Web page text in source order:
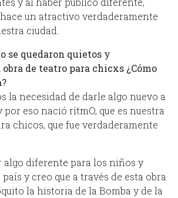
un atractivo verdaderamente
ciudad.
se quedaron quietos y
de teatro para chicxs ¿Cómo
la necesidad de darle algo nuevo a
eso nació rítmO, que es nuestra
chicos, que fue verdaderamente
algo diferente para los niños y
y creo que a través de esta obra
la historia de la Bomba y de la